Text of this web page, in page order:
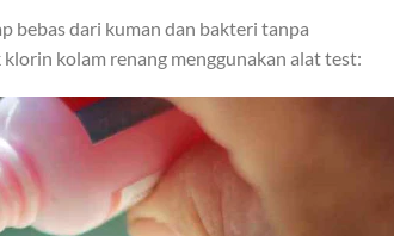
bebas dari kuman dan bakteri tanpa
kolam renang menggunakan alat test: